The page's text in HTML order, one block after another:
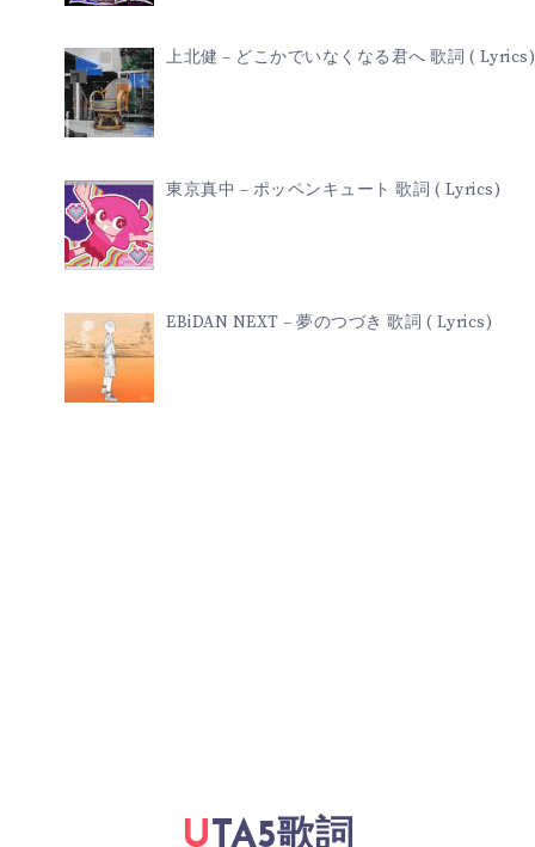
上北健 – どこかでいなくなる君へ 歌詞 ( Lyrics)
東京真中 – ポッペンキュート 歌詞 ( Lyrics)
EBiDAN NEXT – 夢のつづき 歌詞 ( Lyrics)
UTA5歌詞